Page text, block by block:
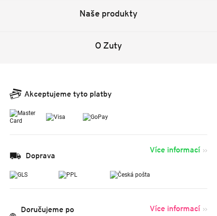
Naše produkty
O Zuty
Akceptujeme tyto platby
Doprava
Více informací
Doručujeme po
Více informací